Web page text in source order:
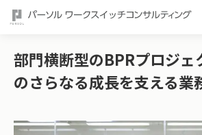
部門横断型のBPRプロジェ
のさらなる成長を支える業